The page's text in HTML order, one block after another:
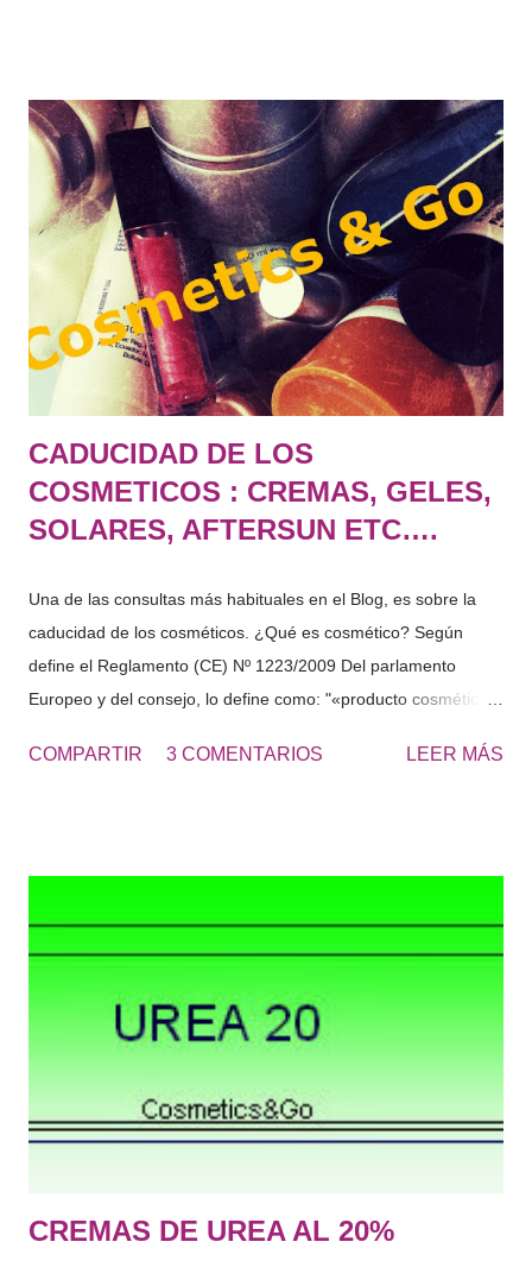
tacto es una piel dura. “El roce de los zapatos, favorece la
aparición de durezas, como consecuencia aparece dolor en
los pies, aplícate la UREA 30 para eliminar estas durezas“ El
uso de este tipo de cremas, continuamente hará que nuestros
pies estén perfectos, suaves y poderlos lucir con sandalias
perfectamente en verano. Una vez tengas los pies suaves ,
continúa con el tratamiento aplicando una crema de URE...
CADUCIDAD DE LOS
COSMETICOS : CREMAS, GELES,
SOLARES, AFTERSUN ETC….
Una de las consultas más habituales en el Blog, es sobre la
caducidad de los cosméticos. ¿Qué es cosmético? Según
define el Reglamento (CE) Nº 1223/2009 Del parlamento
Europeo y del consejo, lo define como: "«producto cosmético»:
con las partes superficiales del cuerpo humano (epidermis,
los olores corporales." De lo que más usamos normalmente:
Jabón, gel de baño, champú, suavizante, limpiador facial,
tónico, hidratante corporal, espuma de afeitar, antiarrugas,
crema de manos, desmaquillante, rimel, labial, colorete,
intimo, serum facial, mascarilla, exfoliantes, colonia etc….
Hace tiempo os hab...
COMPARTIR 3 COMENTARIOS LEER MÁS
CREMAS DE UREA AL 20%